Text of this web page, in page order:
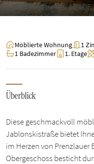
Jablonskistraße,
Möblierte Wohnung 1
1 Badezimmer
1. Etage
Überblick
Diese geschmackvoll
Jablonskistraße bietet
im Herzen von Prenzlauer
Obergeschoss besticht